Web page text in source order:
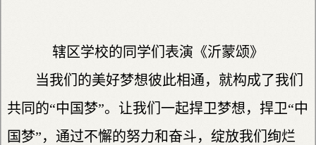
辖区学校的同学们表演《沂蒙颂》
当我们的美好梦想彼此相通，就构成了我们
共同的“中国梦”。让我们一起捍卫梦想，捍卫“中
国梦”，通过不懈的努力和奋斗，绽放我们绚烂